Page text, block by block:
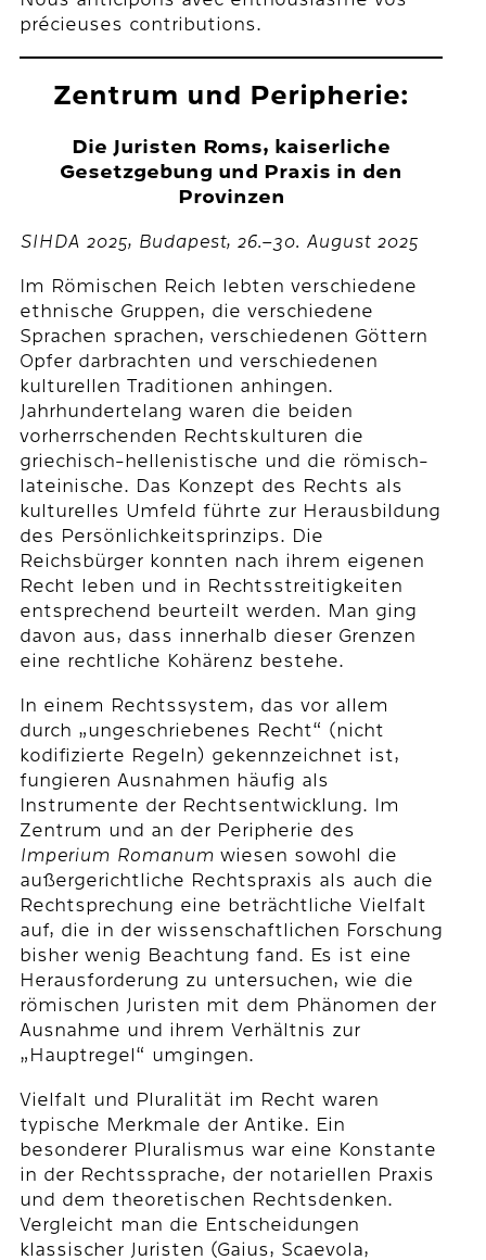
précieuses contributions.
Zentrum und Peripherie:
Die Juristen Roms, kaiserliche
Gesetzgebung und Praxis in den
Provinzen
SIHDA 2025, Budapest, 26. –30. August 2025
Im Römischen Reich lebten verschiedene
ethnische Gruppen, die verschiedene
Sprachen sprachen, verschiedenen Göttern
Opfer darbrachten und verschiedenen
kulturellen Traditionen anhingen.
Jahrhundertelang waren die beiden
vorherrschenden Rechtskulturen die
griechisch-hellenistische und die römisch-
lateinische. Das Konzept des Rechts als
kulturelles Umfeld führte zur Herausbildung
des Persönlichkeitsprinzips. Die
Reichsbürger konnten nach ihrem eigenen
Recht leben und in Rechtsstreitigkeiten
entsprechend beurteilt werden. Man ging
davon aus, dass innerhalb dieser Grenzen
eine rechtliche Kohärenz bestehe.
In einem Rechtssystem, das vor allem
durch „ungeschriebenes Recht“ (nicht
kodifizierte Regeln) gekennzeichnet ist,
fungieren Ausnahmen häufig als
Instrumente der Rechtsentwicklung. Im
Zentrum und an der Peripherie des
Imperium Romanum wiesen sowohl die
außergerichtliche Rechtspraxis als auch die
Rechtsprechung eine beträchtliche Vielfalt
auf, die in der wissenschaftlichen Forschung
bisher wenig Beachtung fand. Es ist eine
Herausforderung zu untersuchen, wie die
römischen Juristen mit dem Phänomen der
Ausnahme und ihrem Verhältnis zur
„Hauptregel“ umgingen.
Vielfalt und Pluralität im Recht waren
typische Merkmale der Antike. Ein
besonderer Pluralismus war eine Konstante
in der Rechtssprache, der notariellen Praxis
und dem theoretischen Rechtsdenken.
Vergleicht man die Entscheidungen
klassischer Juristen (Gaius, Scaevola,